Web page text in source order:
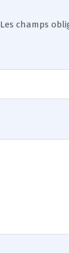
Les champs